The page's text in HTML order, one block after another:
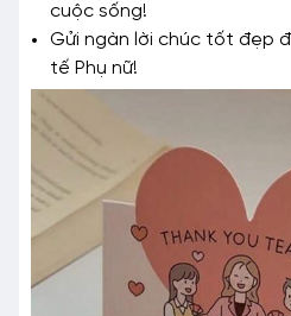
cuộc sống!
Gửi ngàn lời chúc tốt đẹp
tế Phụ nữ!